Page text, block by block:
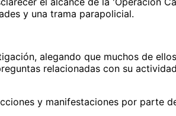
y una trama parapolicial.
alegando que muchos de
relacionadas con su
y manifestaciones por parte